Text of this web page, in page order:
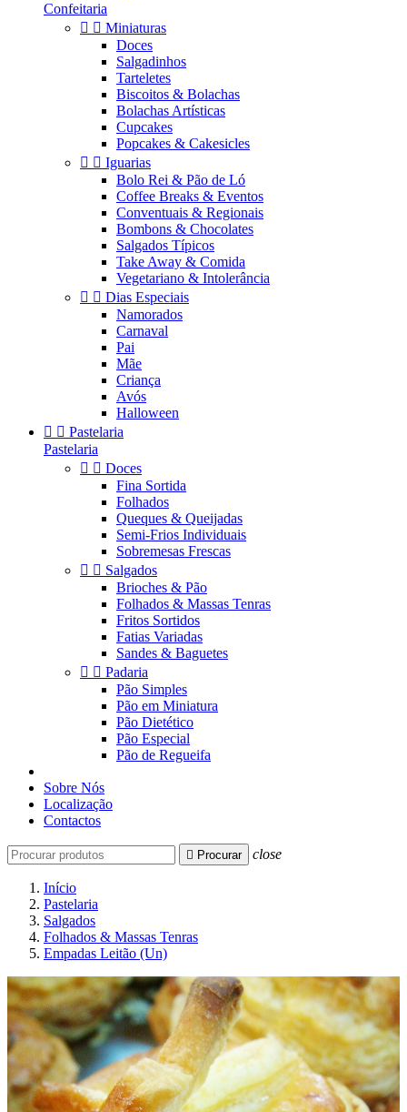
Confeitaria
  Miniaturas
Doces
Salgadinhos
Tarteletes
Biscoitos & Bolachas
Bolachas Artísticas
Cupcakes
Popcakes & Cakesicles
  Iguarias
Bolo Rei & Pão de Ló
Coffee Breaks & Eventos
Conventuais & Regionais
Bombons & Chocolates
Salgados Típicos
Take Away & Comida
Vegetariano & Intolerância
  Dias Especiais
Namorados
Carnaval
Pai
Mãe
Criança
Avós
Halloween
  Pastelaria
Pastelaria
  Doces
Fina Sortida
Folhados
Queques & Queijadas
Semi-Frios Individuais
Sobremesas Frescas
  Salgados
Brioches & Pão
Folhados & Massas Tenras
Fritos Sortidos
Fatias Variadas
Sandes & Baguetes
  Padaria
Pão Simples
Pão em Miniatura
Pão Dietético
Pão Especial
Pão de Regueifa
Sobre Nós
Localização
Contactos
 Procurar close
Início
Pastelaria
Salgados
Folhados & Massas Tenras
Empadas Leitão (Un)